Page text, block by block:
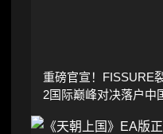
重磅官宣！FISSURE
2国际巅峰对决落户中